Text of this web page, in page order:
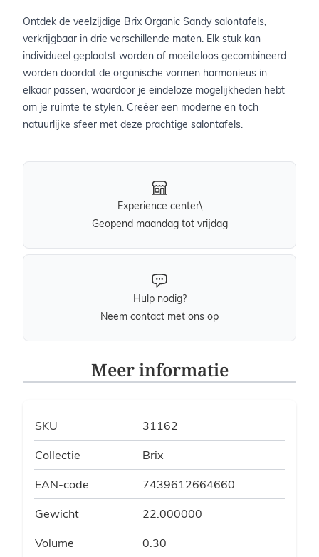
Ontdek de veelzijdige Brix Organic Sandy salontafels,
verkrijgbaar in drie verschillende maten. Elk stuk kan
individueel geplaatst worden of moeiteloos gecombineerd
worden doordat de organische vormen harmonieus in
elkaar passen, waardoor je eindeloze mogelijkheden hebt
om je ruimte te stylen. Creëer een moderne en toch
natuurlijke sfeer met deze prachtige salontafels.
Experience center\
Geopend maandag tot vrijdag
Hulp nodig?
Neem contact met ons op
Meer informatie
SKU 31162
Collectie Brix
EAN-code 7439612664660
Gewicht 22.000000
Volume 0.30